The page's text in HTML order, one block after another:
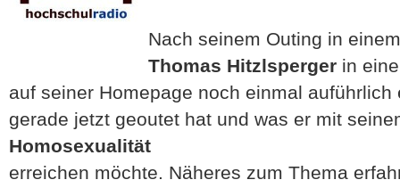
Nach seinem Outing in
Thomas Hitzlsperger in
auf seiner Homepage noch einmal auführlich
gerade jetzt geoutet hat und was er mit
Homosexualität
erreichen möchte. Näheres zum Thema